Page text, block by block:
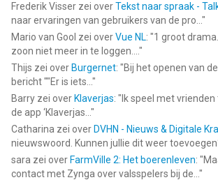
Frederik Visser zei overTekst naar spraak -
naar ervaringen van gebruikers van de pro... "
Mario van Gool zei overVue NL: "1 groot
zoon niet meer in te loggen.... "
Thijs zei over Burgernet: "Bij het openen van
bericht ""Er is iets... "
Barry zei over Klaverjas: " Ik speel met
de app ‘Klaverjas... "
Catharina zei over DVHN - Nieuws & Digitale
nieuwswoord. Kunnen jullie dit weer toevoegen?
sara zei over FarmVille 2: Het boerenleven: "
contact met Zynga over valsspelers bij de... "